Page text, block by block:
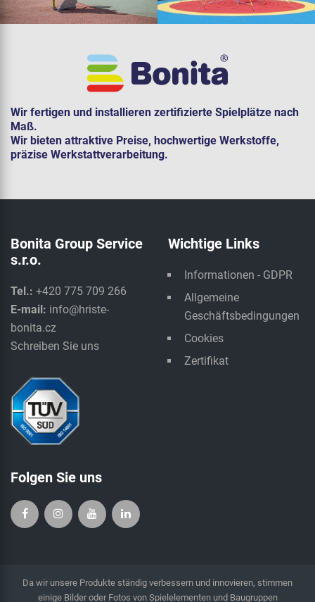
Wir fertigen und installieren zertifizierte Spielplätze nach
Maß.
Wir bieten attraktive Preise, hochwertige Werkstoffe,
präzise Werkstattverarbeitung.
Bonita Group Service
s.r.o.
Tel.: +420 775 709 266
E-mail: info@hriste-
bonita.cz
Schreiben Sie uns
Wichtige Links
Informationen - GDPR
Allgemeine
Geschäftsbedingungen
Cookies
Zertifikat
Folgen Sie uns
Da wir unsere Produkte ständig verbessern und innovieren, stimmen
einige Bilder oder Fotos von Spielelementen und Baugruppen